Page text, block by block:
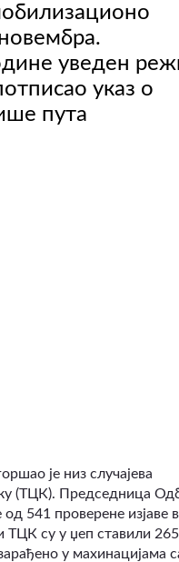
уведен
указ о
пута
је низ случајева
(ТЦК). Председница
541 проверене изјаве
ТЦК су у џеп ставили 265
у махинацијама